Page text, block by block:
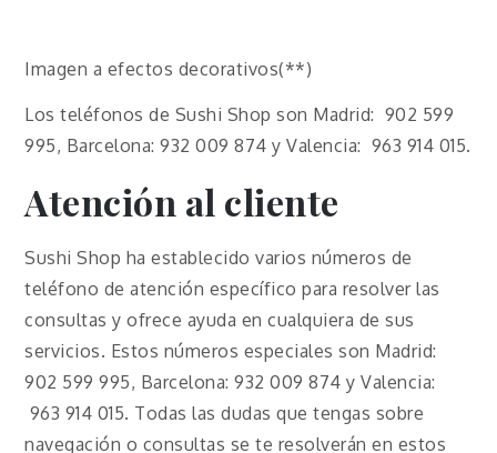
Imagen a efectos decorativos(**)
Los teléfonos de Sushi Shop son Madrid: 902 599
995, Barcelona: 932 009 874 y Valencia: 963 914 015.
Atención al cliente
Sushi Shop ha establecido varios números de
teléfono de atención específico para resolver las
consultas y ofrece ayuda en cualquiera de sus
servicios. Estos números especiales son Madrid:
902 599 995, Barcelona: 932 009 874 y Valencia:
963 914 015. Todas las dudas que tengas sobre
navegación o consultas se te resolverán en estos